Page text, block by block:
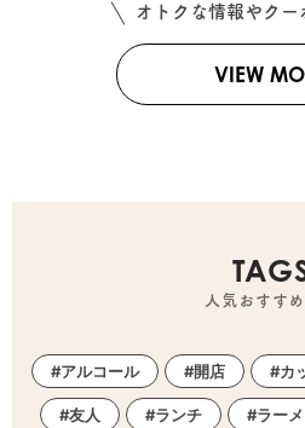
オトクな情報やクー
VIEW
人気おすす
アルコール 開店 カ
友人 ランチ ラー